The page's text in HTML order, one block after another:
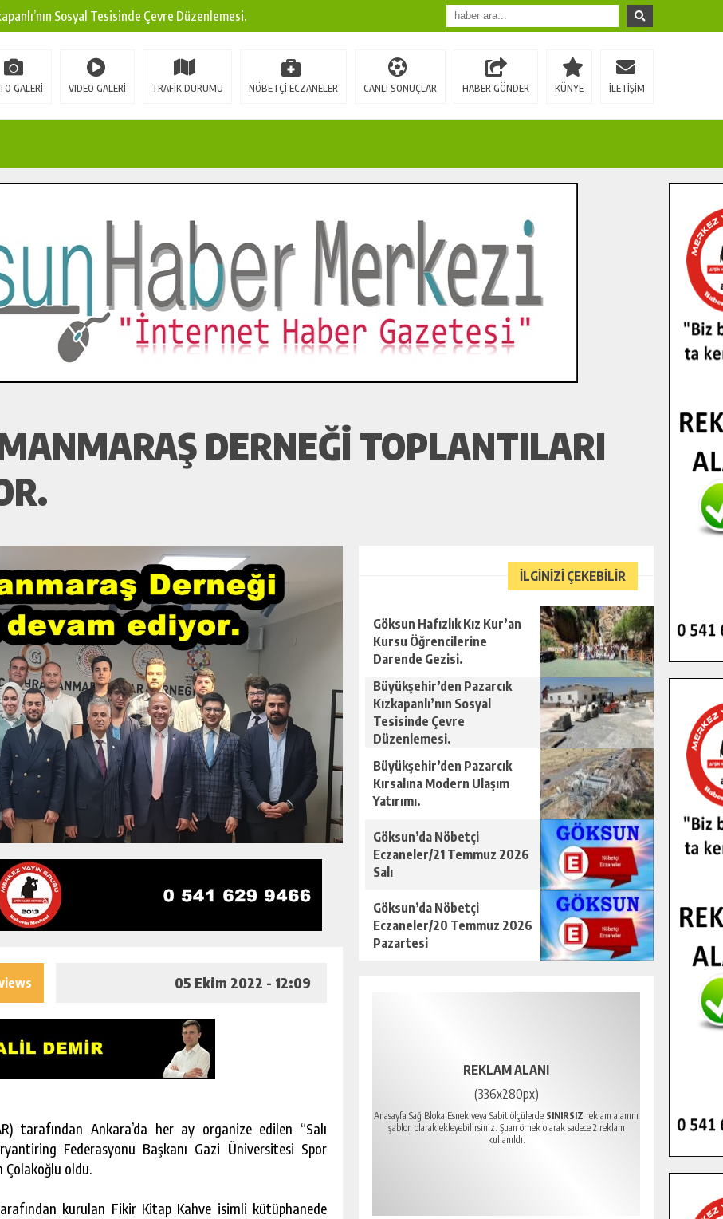
Sosyal Tesisinde Çevre Düzenlemesi.
Modern Ulaşım Yatırımı.
Edinilen Bilgi Türk Tarımına Katkı Sağlayacak.
Başkan Cüce’ye Veda Ziyareti.
Doğru.
GALERİ VIDEO GALERİ TRAFİK DURUMU NÖBETÇİ ECZANELER CANLI SONUÇLAR HABER GÖNDER KÜNYE İLETİŞİM
DERNEĞI TOPLANTILARI
05 Ekim 2022 - 12:09
tarafından Ankara’da her ay organize edilen “Salı
Federasyonu Başkanı Gazi Üniversitesi Spor
Çolakoğlu oldu.
kurulan Fikir Kitap Kahve isimli kütüphanede
İLGİNİZİ ÇEKEBİLİR
Göksun Hafızlık Kız Kur’an
Kursu Öğrencilerine
Darende Gezisi.
Büyükşehir’den Pazarcık
Kızkapanlı’nın Sosyal
Tesisinde Çevre
Düzenlemesi.
Büyükşehir’den Pazarcık
Kırsalına Modern Ulaşım
Yatırımı.
Göksun’da Nöbetçi
Eczaneler/21 Temmuz 2026
Salı
Göksun’da Nöbetçi
Eczaneler/20 Temmuz 2026
Pazartesi
REKLAM ALANI
(336x280px)
Anasayfa Sağ Bloka Esnek veya Sabit ölçülerde SINIRSIZ reklam alanını
şablon olarak ekleyebilirsiniz. Şuan örnek olarak sadece 2 reklam
kullanıldı.